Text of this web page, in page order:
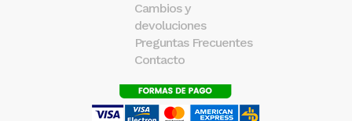
Cambios y
devoluciones
Preguntas Frecuentes
Contacto